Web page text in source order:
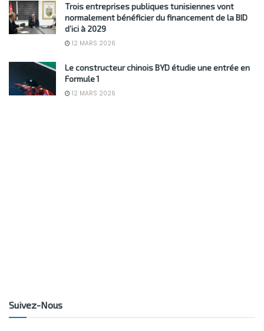
Trois entreprises publiques tunisiennes vont
normalement bénéficier du financement de la BID
d’ici à 2029
12 MARS 2026
Le constructeur chinois BYD étudie une entrée en
Formule 1
12 MARS 2026
Suivez-Nous